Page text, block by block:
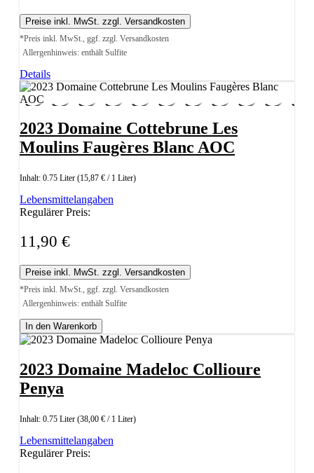
Preise inkl. MwSt. zzgl. Versandkosten
*Preis inkl. MwSt., ggf. zzgl. Versandkosten
Allergenhinweis: enthält Sulfite
Details
2023 Domaine Cottebrune Les
Moulins Faugères Blanc AOC
Inhalt: 0.75 Liter (15,87 € / 1 Liter)
Lebensmittelangaben
Regulärer Preis:
11,90 €
Preise inkl. MwSt. zzgl. Versandkosten
*Preis inkl. MwSt., ggf. zzgl. Versandkosten
Allergenhinweis: enthält Sulfite
In den Warenkorb
2023 Domaine Madeloc Collioure
Penya
Inhalt: 0.75 Liter (38,00 € / 1 Liter)
Lebensmittelangaben
Regulärer Preis: